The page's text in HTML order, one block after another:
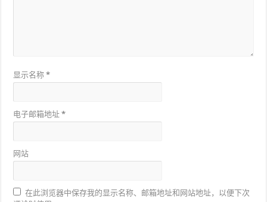
显示名称*
电子邮箱地址*
网站
在此浏览器中保存我的显示名称、邮箱地址和网站地址，以便下次